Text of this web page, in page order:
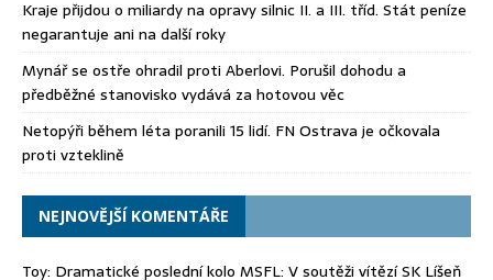
Kraje přijdou o miliardy na opravy silnic II. a III. tříd. Stát peníze
negarantuje ani na další roky
Mynář se ostře ohradil proti Aberlovi. Porušil dohodu a
předběžné stanovisko vydává za hotovou věc
Netopýři během léta poranili 15 lidí. FN Ostrava je očkovala
proti vzteklině
NEJNOVĚJŠÍ KOMENTÁŘE
Toy: Dramatické poslední kolo MSFL: V soutěži vítězí SK Líšeň